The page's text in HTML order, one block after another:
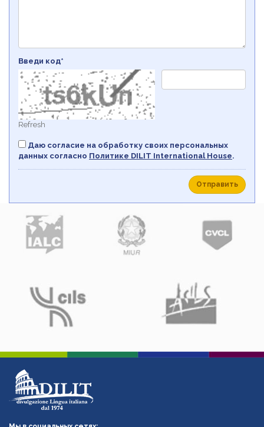
Введи код*
Refresh
Даю согласие на обработку своих персональных
данных согласно Политикe DILIT International House.
Отправить